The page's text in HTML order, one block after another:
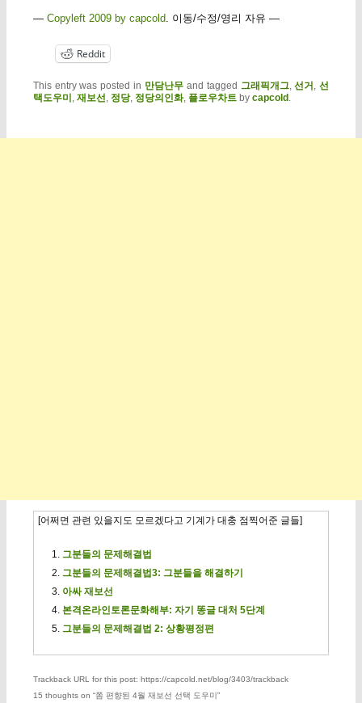
— Copyleft 2009 by capcold. 이동/수정/영리 자유 —
Reddit
This entry was posted in 만담난무 and tagged 그래픽개그 ,선거 ,선
택도우미 재보선 정당, 정당의인화, 플로우차트 by capcold.
[어쩌면 관련 있을지도 모르겠다고 기계가 대충 점찍어준 글들]
그분들의 문제해결법
그분들의 문제해결법3: 그분들을 해결하기
아싸 재보선
본격온라인토론문화해부: 자기 똥글 대처 5단계
그분들의 문제해결법 2: 상황평정편
Trackback URL for this post: https://capcold.net/blog/3403/trackback
15 thoughts on “쫌 편향된 4월 재보선 선택 도우미”